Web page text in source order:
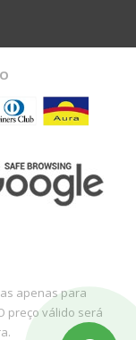
apenas para
preço válido será